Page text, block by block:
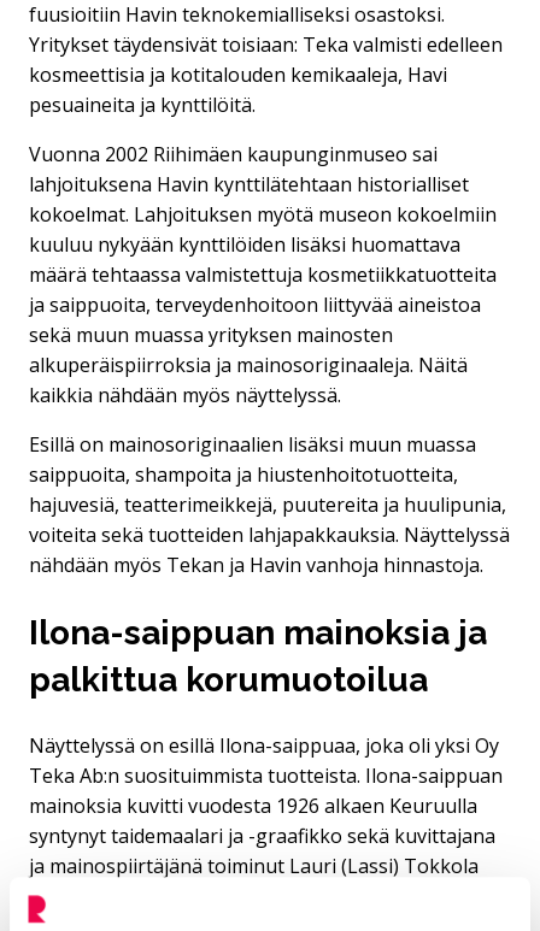
fuusioitiin Havin teknokemialliseksi osastoksi.
Yritykset täydensivät toisiaan: Teka valmisti edelleen
kosmeettisia ja kotitalouden kemikaaleja, Havi
pesuaineita ja kynttilöitä.
Vuonna 2002 Riihimäen kaupunginmuseo sai
lahjoituksena Havin kynttilätehtaan historialliset
kokoelmat. Lahjoituksen myötä museon kokoelmiin
kuuluu nykyään kynttilöiden lisäksi huomattava
määrä tehtaassa valmistettuja kosmetiikkatuotteita
ja saippuoita, terveydenhoitoon liittyvää aineistoa
sekä muun muassa yrityksen mainosten
alkuperäispiirroksia ja mainosoriginaaleja. Näitä
kaikkia nähdään myös näyttelyssä.
Esillä on mainosoriginaalien lisäksi muun muassa
saippuoita, shampoita ja hiustenhoitotuotteita,
hajuvesiä, teatterimeikkejä, puutereita ja huulipunia,
voiteita sekä tuotteiden lahjapakkauksia. Näyttelyssä
nähdään myös Tekan ja Havin vanhoja hinnastoja.
Ilona-saippuan mainoksia ja
palkittua korumuotoilua
Näyttelyssä on esillä Ilona-saippuaa, joka oli yksi Oy
Teka Ab:n suosituimmista tuotteista. Ilona-saippuan
mainoksia kuvitti vuodesta 1926 alkaen Keuruulla
syntynyt taidemaalari ja -graafikko sekä kuvittajana
ja mainospiirtäjänä toiminut Lauri (Lassi) Tokkola
(1899–1975). Näyttelyssä on esillä Ilona-saippuaa